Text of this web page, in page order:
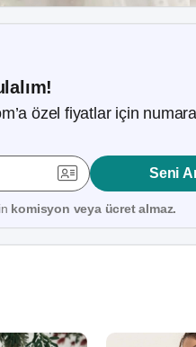
özel fiyatlar için
Seni
komisyon veya ücret almaz.